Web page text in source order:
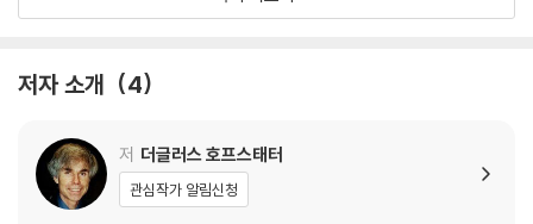
근본적인 메커니즘에 대한 컴퓨터 모델”을 구축하기 위해 노력해 왔다. 그
로서의 인공지능 모델과는 궤를 달리한다. 그에게 퓰리처상을 안겨 준 저
의 교차점이라 불리는 ‘이상한 고리’ 개념을 발표한 이후 지치지 않고 인간
의 사고 과정을 모델로 하는 인공지능을 개발하려고 시도하고 있다. 『사고
의 본질』은 인간 사고의 본질에 한 발 다가선 연구 성과이다.
주석
참고 문헌
저자 소개 4
저 더글러스 호프스태터
관심작가 알림신청